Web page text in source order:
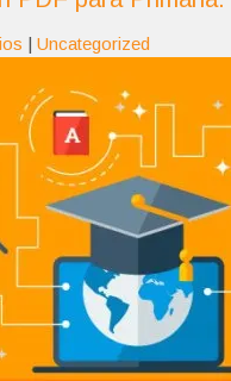
| Uncategorized